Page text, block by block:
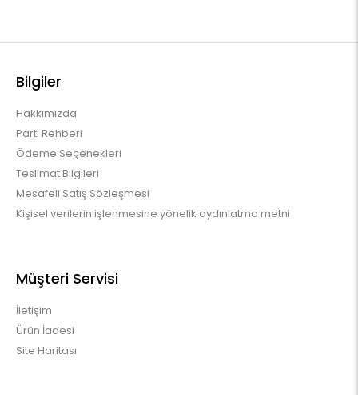
Bilgiler
Hakkımızda
Parti Rehberi
Ödeme Seçenekleri
Teslimat Bilgileri
Mesafeli Satış Sözleşmesi
Kişisel verilerin işlenmesine yönelik aydınlatma metni
Müşteri Servisi
İletişim
Ürün İadesi
Site Haritası